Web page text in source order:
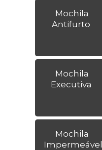
Mochila
Antifurto
Mochila
Executiva
Mochila
Impermeável